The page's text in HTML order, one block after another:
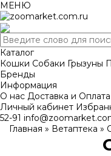
МЕНЮ
Каталог
Кошки Собаки Грызуны
Бренды
Информация
О нас Доставка и Оплата
Личный кабинет
52-91
Главная » Ветаптека »